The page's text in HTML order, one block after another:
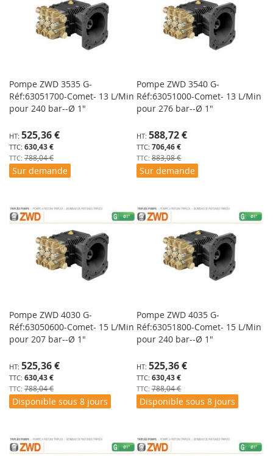
Pompe ZWD 3535 G-
Réf:63051700-Comet- 13 L/Min
pour 240 bar--Ø 1"
Prix
Spécial630,43 €
525,36 €
788,04 €
Sur demande
Pompe ZWD 3540 G-
Réf:63051000-Comet- 13 L/Min
pour 276 bar--Ø 1"
Prix
Spécial706,46 €
588,72 €
883,08 €
Sur demande
Pompe ZWD 4030 G-
Réf:63050600-Comet- 15 L/Min
pour 207 bar--Ø 1"
Spécial630,43 €
525,36 €
788,04 €
Disponible sous 8 jours
Pompe ZWD 4035 G-
Réf:63051800-Comet- 15 L/Min
pour 240 bar--Ø 1"
Spécial630,43 €
525,36 €
788,04 €
Disponible sous 8 jours